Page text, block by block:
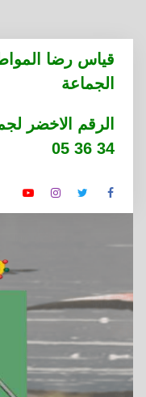
المحتوى
قياس رضا
الجماعة
34 36 05